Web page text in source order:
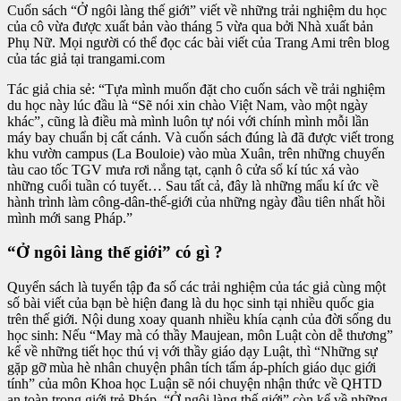
Cuốn sách “Ở ngôi làng thế giới” viết về những trải nghiệm du học
của cô vừa được xuất bản vào tháng 5 vừa qua bởi Nhà xuất bản
Phụ Nữ. Mọi người có thể đọc các bài viết của Trang Ami trên blog
của tác giả tại trangami.com
Tác giả chia sẻ: “Tựa mình muốn đặt cho cuốn sách về trải nghiệm
du học này lúc đầu là “Sẽ nói xin chào Việt Nam, vào một ngày
khác”, cũng là điều mà mình luôn tự nói với chính mình mỗi lần
máy bay chuẩn bị cất cánh. Và cuốn sách đúng là đã được viết trong
khu vườn campus (La Bouloie) vào mùa Xuân, trên những chuyến
tàu cao tốc TGV mưa rơi nắng tạt, cạnh ô cửa sổ kí túc xá vào
những cuối tuần có tuyết… Sau tất cả, đây là những mẩu kí ức về
hành trình làm công-dân-thế-giới của những ngày đầu tiên nhất hồi
mình mới sang Pháp.”
“Ở ngôi làng thế giới” có gì ?
Quyển sách là tuyển tập đa số các trải nghiệm của tác giả cùng một
số bài viết của bạn bè hiện đang là du học sinh tại nhiều quốc gia
trên thế giới. Nội dung xoay quanh nhiều khía cạnh của đời sống du
học sinh: Nếu “May mà có thầy Maujean, môn Luật còn dễ thương”
kể về những tiết học thú vị với thầy giáo dạy Luật, thì “Những sự
gặp gỡ mùa hè nhân chuyện phân tích tấm áp-phích giáo dục giới
tính” của môn Khoa học Luận sẽ nói chuyện nhận thức về QHTD